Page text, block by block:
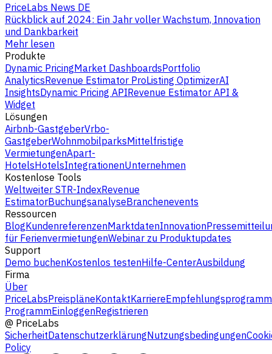
PriceLabs News DE
Rückblick auf 2024: Ein Jahr voller Wachstum, Innovation
und Dankbarkeit
Mehr lesen
Produkte
Dynamic PricingMarket DashboardsPortfolio
AnalyticsRevenue Estimator ProListing OptimizerAI
InsightsDynamic Pricing APIRevenue Estimator API &
Widget
Lösungen
Airbnb-GastgeberVrbo-
GastgeberWohnmobilparksMittelfristige
VermietungenApart-
HotelsHotelsIntegrationenUnternehmen
Kostenlose Tools
Weltweiter STR-IndexRevenue
EstimatorBuchungsanalyseBranchenevents
Ressourcen
BlogKundenreferenzenMarktdatenInnovation
für FerienvermietungenWebinar zu Produktupdates
Support
Demo buchenKostenlos testenHilfe-CenterAusbildung
Firma
Über
PriceLabsPreispläneKontaktKarriereEmpfehlungsprogramm
ProgrammEinloggenRegistrieren
@ PriceLabs
SicherheitDatenschutzerklärungNutzungsbedingungen
Policy